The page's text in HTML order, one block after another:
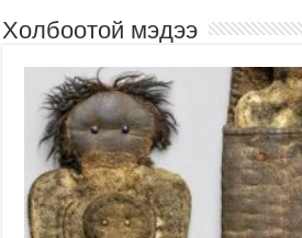
Холбоотой мэдээ